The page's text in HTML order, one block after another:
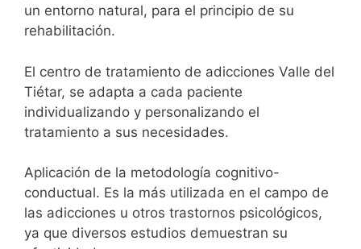
un entorno natural, para el principio de su
rehabilitación.
El centro de tratamiento de adicciones Valle del
Tiétar, se adapta a cada paciente
individualizando y personalizando el
tratamiento a sus necesidades.
Aplicación de la metodología cognitivo-
conductual. Es la más utilizada en el campo de
las adicciones u otros trastornos psicológicos,
ya que diversos estudios demuestran su